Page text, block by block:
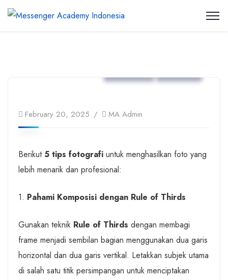
February 20, 2025 MA Admin
Berikut 5 tips fotografi untuk menghasilkan foto yang
lebih menarik dan profesional:
1. Pahami Komposisi dengan Rule of Thirds
Gunakan teknik Rule of Thirds dengan membagi
frame menjadi sembilan bagian menggunakan dua garis
horizontal dan dua garis vertikal. Letakkan subjek utama
di salah satu titik persimpangan untuk menciptakan